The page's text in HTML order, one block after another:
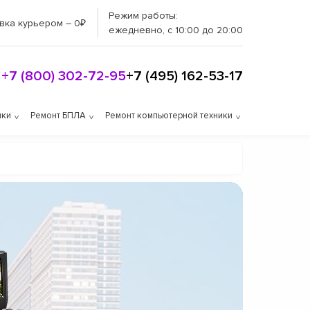
курьером – 0₽
Режим работы:
ежедневно, с 10:00 до 20:00
+7 (800) 302-72-95+7 (495) 162-53-17
Ремонт БПЛА Ремонт компьютерной техники